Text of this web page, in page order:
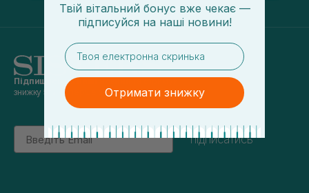
Підпишись на наші новини
знижку 5% на перше замовлення
Email
підписатись
Твій вітальний бонус вже чекає —
підписуйся на наші новини!
email
Отримати знижку